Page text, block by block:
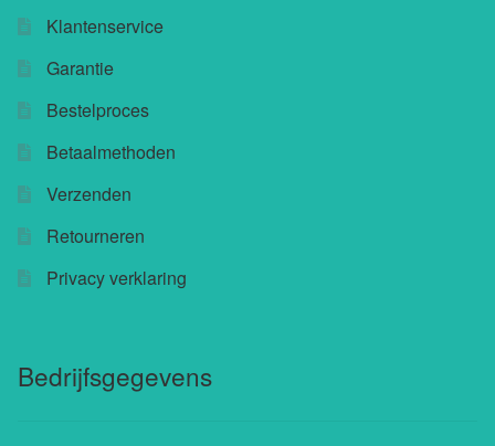
Buchu shops
Buchu.eu
Buchu.ch
Klantenservice
Garantie
Bestelproces
Betaalmethoden
Verzenden
Retourneren
Privacy verklaring
Bedrijfsgegevens